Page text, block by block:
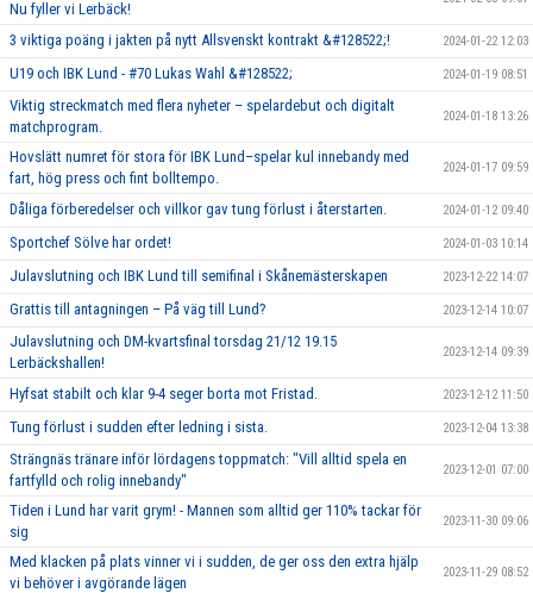
Nu fyller vi Lerbäck!
3 viktiga poäng i jakten på nytt Allsvenskt kontrakt &#128522;! 2024-01-22 12:03
U19 och IBK Lund - #70 Lukas Wahl &#128522; 2024-01-19 08:51
Viktig streckmatch med flera nyheter – spelardebut och digitalt
matchprogram.
2024-01-18 13:26
Hovslätt numret för stora för IBK Lund–spelar kul innebandy med
fart, hög press och fint bolltempo.
2024-01-17 09:59
Dåliga förberedelser och villkor gav tung förlust i återstarten. 2024-01-12 09:40
Sportchef Sölve har ordet! 2024-01-03 10:14
Julavslutning och IBK Lund till semifinal i Skånemästerskapen 2023-12-22 14:07
Grattis till antagningen – På väg till Lund? 2023-12-14 10:07
Julavslutning och DM-kvartsfinal torsdag 21/12 19.15
Lerbäckshallen!
2023-12-14 09:39
Hyfsat stabilt och klar 9-4 seger borta mot Fristad. 2023-12-12 11:50
Tung förlust i sudden efter ledning i sista. 2023-12-04 13:38
Strängnäs tränare inför lördagens toppmatch: "Vill alltid spela en
fartfylld och rolig innebandy"
2023-12-01 07:00
Tiden i Lund har varit grym! - Mannen som alltid ger 110% tackar för
sig
2023-11-30 09:06
Med klacken på plats vinner vi i sudden, de ger oss den extra hjälp
vi behöver i avgörande lägen
2023-11-29 08:52